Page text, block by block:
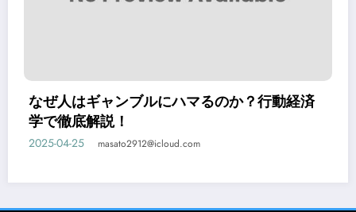
なぜ人はギャンブルにハマるのか？行動経済
学で徹底解説！
2025-04-25 masato2912@icloud.com